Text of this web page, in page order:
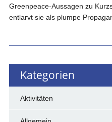
Greenpeace-Aussagen zu
entlarvt sie als plumpe
Kategorien
Aktivitäten